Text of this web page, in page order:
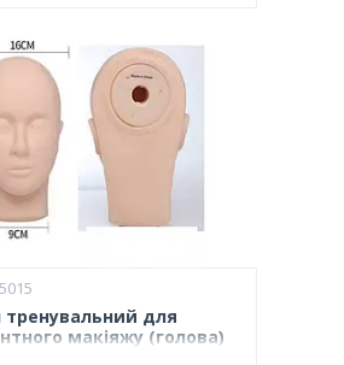
для
макіяжу (голова)